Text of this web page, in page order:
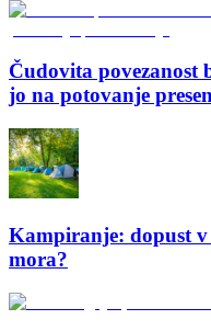
Čudovita povezanost
jo na potovanje
Kampiranje: dopust
mora?